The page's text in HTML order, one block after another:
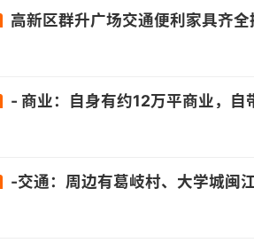
高新区群升广场交通便利家具齐
- 商业：自身有约12万平商业，自带3万平乐活街，周边还有正荣财富中心、万达广场(福州高新店)等. - 医疗：福建师范大学医院旗山门诊部等
-交通：周边有葛岐村、大学城闽江师专、高新学园路口、旗山石沙等公交站，途径的公交线路包括26路、89路、141路、151路